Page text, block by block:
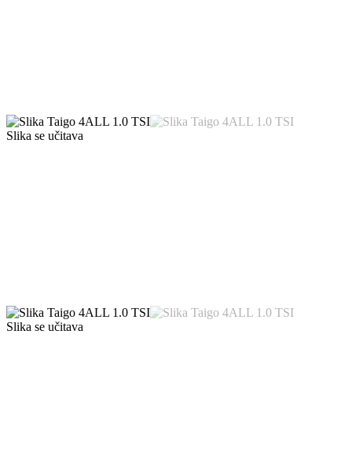
Slika se učitava
Slika se učitava